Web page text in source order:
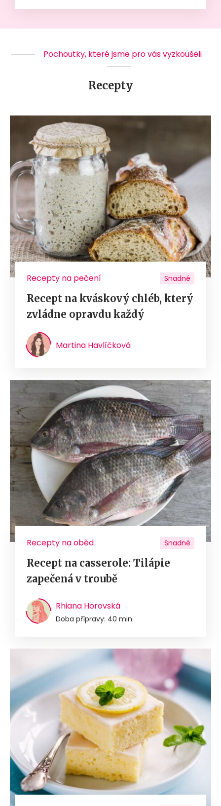
Pochoutky, které jsme pro vás vyzkoušeli
Recepty
Recepty na pečení Snadné
Recept na kváskový chléb, který
zvládne opravdu každý
Martina Havlíčková
Recepty na oběd Snadné
Recept na casserole: Tilápie
zapečená v troubě
Rhiana Horovská
Doba přípravy: 40 min